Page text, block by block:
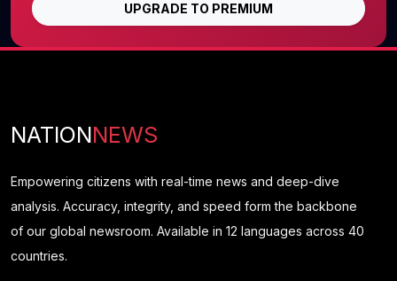
UPGRADE TO PREMIUM
NATIONNEWS
Empowering citizens with real-time news and deep-dive
analysis. Accuracy, integrity, and speed form the backbone
of our global newsroom. Available in 12 languages across 40
countries.